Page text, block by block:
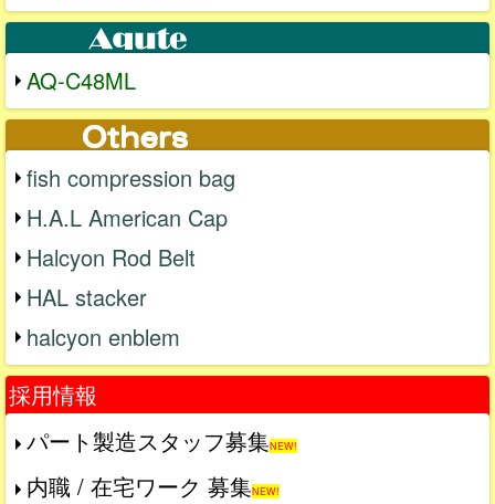
AQ-C48ML
fish compression bag
H.A.L American Cap
Halcyon Rod Belt
HAL stacker
halcyon enblem
採用情報
パート製造スタッフ募集NEW!
内職 / 在宅ワーク 募集NEW!